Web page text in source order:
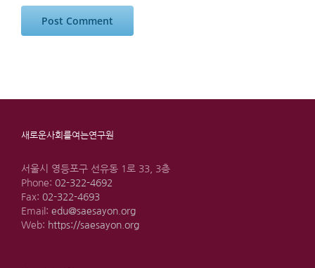
새로운사회를여는연구원
서울시 영등포구 선유동 1로 33, 3층
Phone: 02-322-4692
Fax: 02-322-4693
Email: edu@saesayon.org
Web: https://saesayon.org